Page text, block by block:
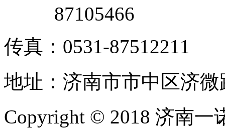
87105466
传真：0531-87512211
地址：济南市市中区济微
Copyright © 2018 济南